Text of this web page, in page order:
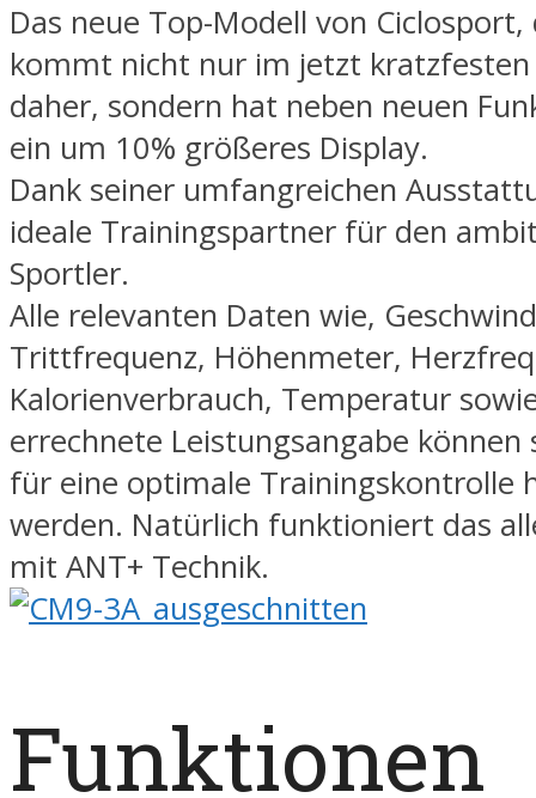
Das neue Top-Modell von Ciclosport,
kommt nicht nur im jetzt kratzfesten
daher, sondern hat neben neuen
ein um 10% größeres Display.
Dank seiner umfangreichen
ideale Trainingspartner für den
Sportler.
Alle relevanten Daten wie,
Trittfrequenz, Höhenmeter,
Kalorienverbrauch, Temperatur
errechnete Leistungsangabe können
für eine optimale Trainingskontrolle
werden. Natürlich funktioniert das
mit ANT+ Technik.
Funktionen